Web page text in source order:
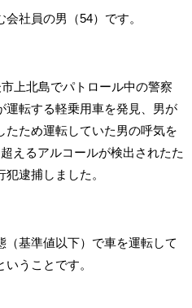
社員の男（54）です。
上北島でパトロール中の警察
運転する軽乗用車を発見、男が
たため運転していた男の呼気を
えるアルコールが検出されたた
逮捕しました。
（基準値以下）で車を運転して
うことです。